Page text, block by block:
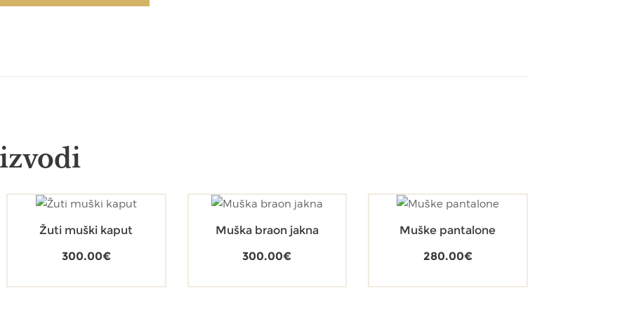
Žuti muški kaput
300.00€
Muška braon jakna
300.00€
Muške pantalone
280.00€